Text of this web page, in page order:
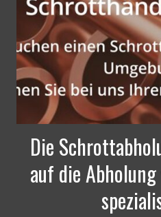
Die
auf die